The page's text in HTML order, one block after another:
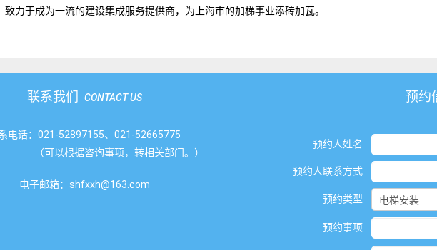
致力于成为一流的建设集成服务提供商，为上海市的加梯事业添砖加瓦。
联系我们 CONTACT US
电话：021-52897155、021-52665775
（可以根据咨询事项，转相关部门。）
电子邮箱：shfxxh@163.com
预约
预约人姓名
预约人联系方式
预约类型
预约事项